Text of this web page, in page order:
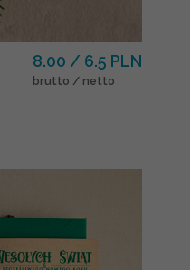
8.00 / 6.5 PLN
brutto / netto